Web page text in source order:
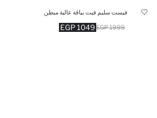
فيست سليم فيت بياقة عالية مبطن
1049 EGP 1999 EGP